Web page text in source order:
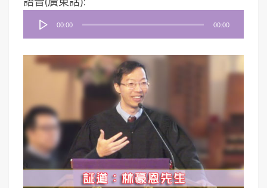
器
00:00 00:00